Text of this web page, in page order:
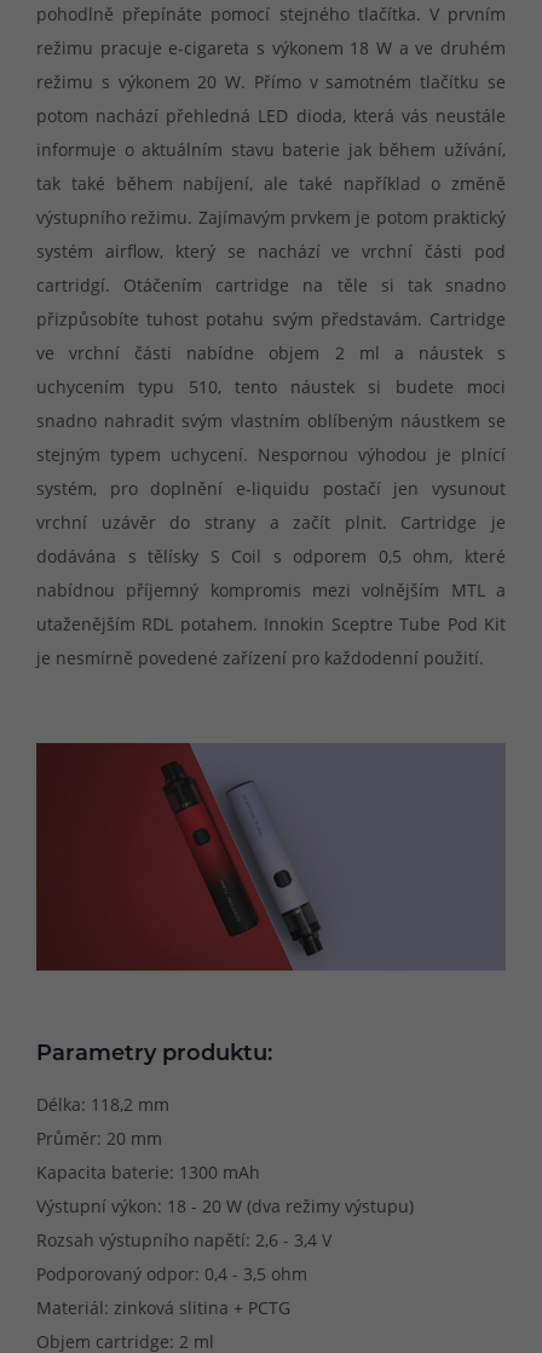
pohodlně přepínáte pomocí stejného tlačítka. V prvním
režimu pracuje e-cigareta s výkonem 18 W a ve druhém
režimu s výkonem 20 W. Přímo v samotném tlačítku se
potom nachází přehledná LED dioda, která vás neustále
informuje o aktuálním stavu baterie jak během užívání,
tak také během nabíjení, ale také například o změně
výstupního režimu. Zajímavým prvkem je potom praktický
systém airflow, který se nachází ve vrchní části pod
cartridgí. Otáčením cartridge na těle si tak snadno
přizpůsobíte tuhost potahu svým představám. Cartridge
ve vrchní části nabídne objem 2 ml a náustek s
uchycením typu 510, tento náustek si budete moci
snadno nahradit svým vlastním oblíbeným náustkem se
stejným typem uchycení. Nespornou výhodou je plnící
systém, pro doplnění e-liquidu postačí jen vysunout
vrchní uzávěr do strany a začít plnit. Cartridge je
dodávána s tělísky S Coil s odporem 0,5 ohm, které
nabídnou příjemný kompromis mezi volnějším MTL a
utaženějším RDL potahem. Innokin Sceptre Tube Pod Kit
je nesmírně povedené zařízení pro každodenní použití.
Parametry produktu:
Délka: 118,2 mm
Průměr: 20 mm
Kapacita baterie: 1300 mAh
Výstupní výkon: 18 - 20 W (dva režimy výstupu)
Rozsah výstupního napětí: 2,6 - 3,4 V
Podporovaný odpor: 0,4 - 3,5 ohm
Materiál: zinková slitina + PCTG
Objem cartridge: 2 ml